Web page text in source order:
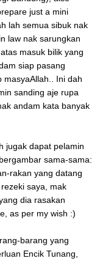
just a mini
lah semua sibuk nak
law nak sarungkan
masuk bilik yang
siap pasang
masyaAllah.. Ini dah
sanding aje rupa
andam kata banyak
jugak dapat pelamin
sama-sama:
rakan yang datang
saya, mak
dia rasakan
as per my wish :)
barang yang
Encik Tunang,